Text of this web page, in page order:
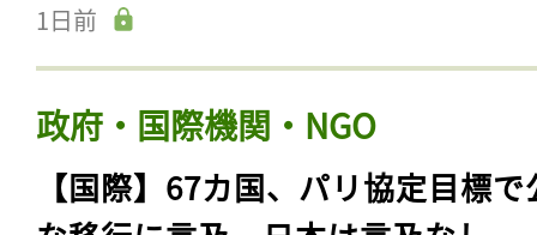
1日前
政府・国際機関・NGO
【国際】67カ国、パリ協定目標で